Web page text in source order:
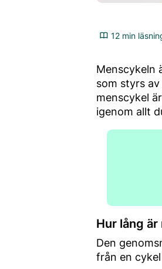
12 min
Menscykeln
som styrs
menscykel
igenom allt
Hur lång
Den
från en